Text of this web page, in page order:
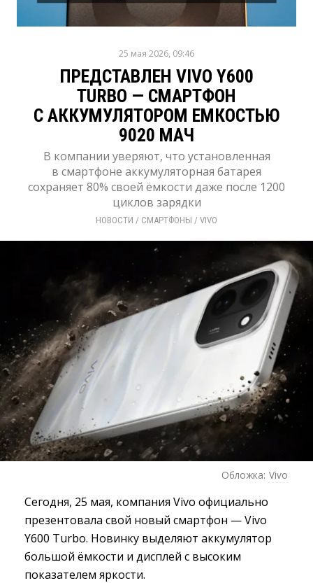
25 мая 2026, 09:46
ПРЕДСТАВЛЕН VIVO Y600
TURBO — СМАРТФОН
С АККУМУЛЯТОРОМ ЕМКОСТЬЮ
9020 МАЧ
В компании уверяют, что установленная
в смартфоне аккумуляторная батарея
сохраняет 80% своей ёмкости даже после 1200
циклов зарядки
НОВОСТИ / СМАРТФОНЫ / VIVO
Обложка: Vivo
Сегодня, 25 мая, компания Vivo официально
презентовала свой новый смартфон — Vivo
Y600 Turbo. Новинку выделяют аккумулятор
большой ёмкости и дисплей с высоким
показателем яркости.